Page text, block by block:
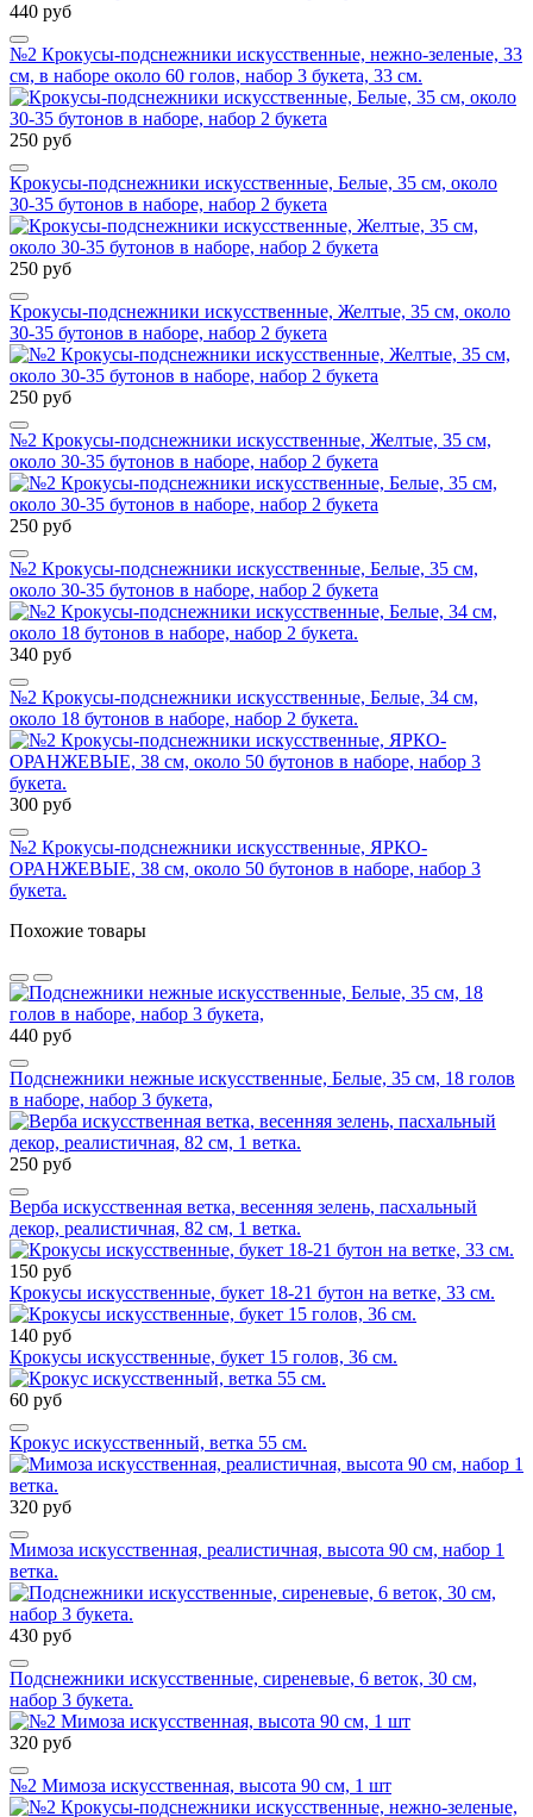
440 руб
№2 Крокусы-подснежники искусственные, нежно-зеленые, 33
см, в наборе около 60 голов, набор 3 букета, 33 см.
250 руб
Крокусы-подснежники искусственные, Белые, 35 см, около
30-35 бутонов в наборе, набор 2 букета
250 руб
Крокусы-подснежники искусственные, Желтые, 35 см, около
30-35 бутонов в наборе, набор 2 букета
250 руб
№2 Крокусы-подснежники искусственные, Желтые, 35 см,
около 30-35 бутонов в наборе, набор 2 букета
250 руб
№2 Крокусы-подснежники искусственные, Белые, 35 см,
около 30-35 бутонов в наборе, набор 2 букета
340 руб
№2 Крокусы-подснежники искусственные, Белые, 34 см,
около 18 бутонов в наборе, набор 2 букета.
300 руб
№2 Крокусы-подснежники искусственные, ЯРКО-
ОРАНЖЕВЫЕ, 38 см, около 50 бутонов в наборе, набор 3
букета.
Похожие товары
440 руб
Подснежники нежные искусственные, Белые, 35 см, 18 голов
в наборе, набор 3 букета,
250 руб
Верба искусственная ветка, весенняя зелень, пасхальный
декор, реалистичная, 82 см, 1 ветка.
150 руб
Крокусы искусственные, букет 18-21 бутон на ветке, 33 см.
140 руб
Крокусы искусственные, букет 15 голов, 36 см.
60 руб
Крокус искусственный, ветка 55 см.
320 руб
Мимоза искусственная, реалистичная, высота 90 см, набор 1
ветка.
430 руб
Подснежники искусственные, сиреневые, 6 веток, 30 см,
набор 3 букета.
320 руб
№2 Мимоза искусственная, высота 90 см, 1 шт